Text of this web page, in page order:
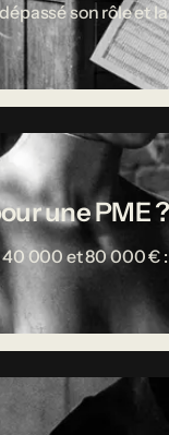
son rôle et
une PME ?
000 et 80 000 €